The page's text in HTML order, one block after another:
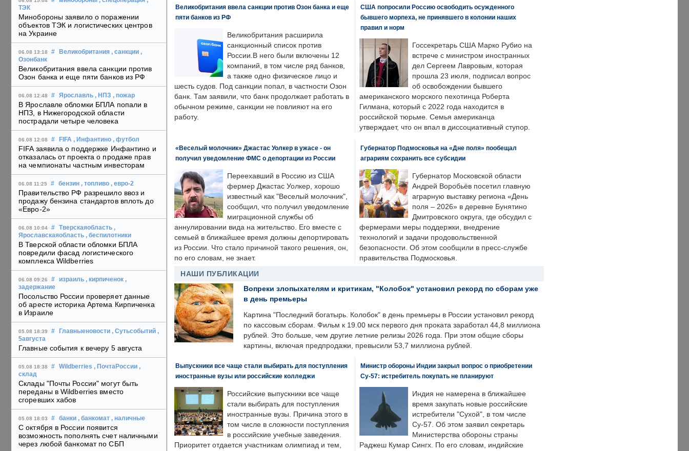
ТЭК
Минобороны заявило о поражении
объектов ТЭК и логистических центров
на Украине
06.08 13:18 # Великобритания , санкции ,
Озонбанк
Великобритания ввела санкции против
Озон банка и еще пяти банков из РФ
06.08 12:48 # Ярославль , НПЗ , пожар
В Ярославле обломки БПЛА попали в
НПЗ, в Нижегородской области
пострадали четыре человека
06.08 12:08 # FIFA , Инфантино , футбол
FIFA заявила о поддержке Инфантино и
отказалась от проекта о продаже прав
на чемпионаты частным инвесторам
06.08 11:25 # бензин , топливо , евро-2
Правительство РФ разрешило ввоз и
продажу бензина стандартов вплоть до
«Евро-2»
06.08 10:04 # Тверскаяобласть ,
Ярославскаяобласть , беспилотники
В Тверской области обломки БПЛА
повредили фасад логистического
комплекса Wildberries
06.08 09:26 # израиль , кирпиченок ,
задержание
Посольство России проверяет данные
об аресте историка Артема Кирпиченка
в Израиле
05.08 18:39 # Главныеновости , Сутьсобытий ,
5августа
Главные события к вечеру 5 августа
05.08 18:38 # Wildberries , ПочтаРоссии ,
склад
Склады "Почты России" могут быть
переданы в Wildberries вместо
сгоревших хабов
05.08 18:03 # банки , банкомат , наличные
С октября в России появится
возможность пополнять счет наличными
через любой банкомат по СБП
Великобритания ввела санкции против Озон банка и еще
пяти банков из РФ
Великобритания расширила
санкционный список против
России.В него были включены 12
компаний, в том числе ряд банков,
а также одно физическое лицо и
шесть судов. Под санкции попал, в частности Озон
банк. Там заявили, что банк продолжает работать в
обычном режиме, санкции не повлияют на его
работу.
США попросили Россию освободить осужденного
бывшего морпеха, не принявшего в колонии наших
правил и норм
Госсекретарь США Марко Рубио на
встрече с министром иностранных
дел Сергеем Лавровым, которая
прошла 23 июля, подписал вопрос
об освобождении бывшего
американского морского пехотинца Роберта
Гилмана, который с 2022 года находится в
российской тюрьме. Семья американца
утверждает, что он впал в диссоциативный ступор.
«Веселый молочник» Джастас Уолкер в ужасе - он
получил уведомление ФМС о депортации из России
Переехавший в Россию из США
фермер Джастас Уолкер, хорошо
известный как "Веселый молочник",
сообщил, что получил уведомление
миграционной службы об
аннулировании вида на жительство. Его вместе с
семьей в ближайшее время должны депортировать
из России. Что стало причиной такого решения, он,
по его словам, не знает.
Губернатор Подмосковья на «Дне поля» пообещал
аграриям сохранить все субсидии
Губернатор Московской области
Андрей Воробьёв посетил главную
аграрную выставку региона «День
поля – 2026» в деревне Бунятино
Дмитровского округа, где обсудил с
фермерами меры поддержки, внедрение
технологий и задачи продовольственной
безопасности. Об этом сообщили в пресс-службе
правительства Подмосковья.
НАШИ ПУБЛИКАЦИИ
Вопреки злопыхателям и критикам, "Колобок" установил рекорд по сборам уже
в день премьеры
Картина "Последний богатырь. Колобок" в день премьеры в России установил рекорд
по кассовым сборам. Фильм к 19.00 мск первого дня проката заработал 44,8 миллиона
рублей. Это больше, чем другие летние релизы 2026 года. При этом общие сборы
картины, включая предпродажи, превысили 53,7 миллиона рублей.
Выпускники все чаще стали выбирать для поступления
иностранные вузы или российские колледжи
Российские выпускники все чаще
стали выбирать для поступления
иностранные вузы. Причина этого в
том числе в сложности поступления
в российские учебные заведения.
Приоритет отдается участникам олимпиад и тем,
Министр обороны Индии закрыл вопрос о приобретении
Су-57: истребитель покупать не планируют
Индия не намерена в ближайшее
время закупать новые российские
истребители "Сухой", в том числе
Су-57. Об этом заявил секретарь
Министерства обороны страны
Раджеш Кумар Сингх. По его словам, индийские